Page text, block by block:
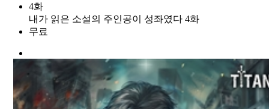
4화
내가 읽은 소설의 주인공이 성좌였다 4화
무료